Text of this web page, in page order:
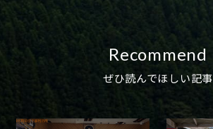
Recommend
ぜひ読んでほしい記事